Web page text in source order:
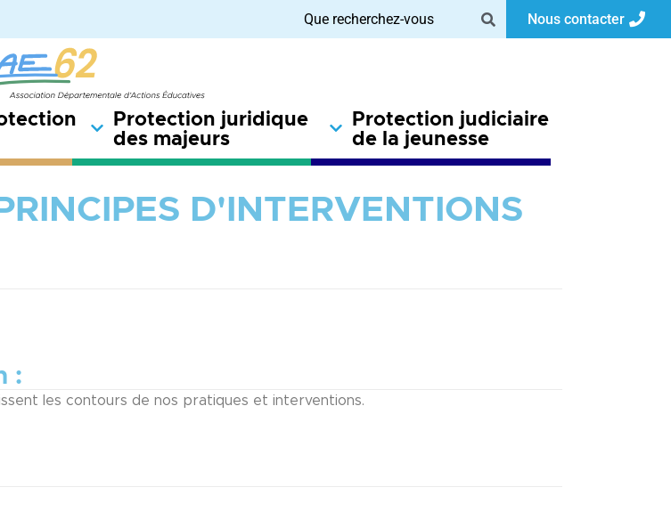
Nous contacter
Protection juridique
des majeurs
Protection judiciaire
de la jeunesse
D'INTERVENTIONS
:
les contours de nos pratiques et interventions.